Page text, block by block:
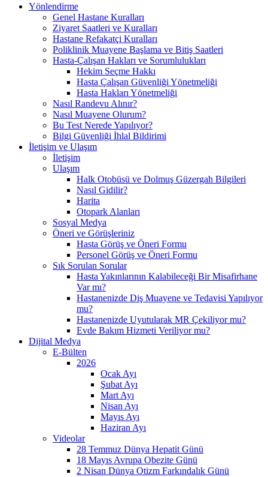
Yönlendirme
Genel Hastane Kuralları
Ziyaret Saatleri ve Kuralları
Hastane Refakatçi Kuralları
Poliklinik Muayene Başlama ve Bitiş Saatleri
Hasta-Çalışan Hakları ve Sorumlulukları
Hekim Seçme Hakkı
Hasta Çalışan Güvenliği Yönetmeliği
Hasta Hakları Yönetmeliği
Nasıl Randevu Alınır?
Nasıl Muayene Olurum?
Bu Test Nerede Yapılıyor?
Bilgi Güvenliği İhlal Bildirimi
İletişim ve Ulaşım
İletişim
Ulaşım
Halk Otobüsü ve Dolmuş Güzergah Bilgileri
Nasıl Gidilir?
Harita
Otopark Alanları
Sosyal Medya
Öneri ve Görüşleriniz
Hasta Görüş ve Öneri Formu
Personel Görüş ve Öneri Formu
Sık Sorulan Sorular
Hasta Yakınlarının Kalabileceği Bir Misafirhane
Var mı?
Hastanenizde Diş Muayene ve Tedavisi Yapılıyor
mu?
Hastanenizde Uyutularak MR Çekiliyor mu?
Evde Bakım Hizmeti Veriliyor mu?
Dijital Medya
E-Bülten
2026
Ocak Ayı
Şubat Ayı
Mart Ayı
Nisan Ayı
Mayıs Ayı
Haziran Ayı
Videolar
28 Temmuz Dünya Hepatit Günü
18 Mayıs Avrupa Obezite Günü
2 Nisan Dünya Otizm Farkındalık Günü